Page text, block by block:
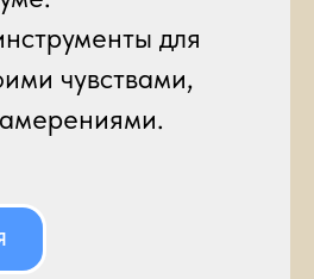
для
чувствами,